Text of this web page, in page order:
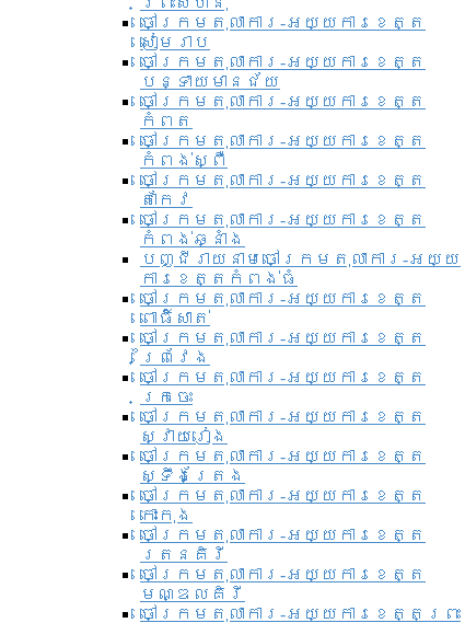
ចៅក្រមតុលាការ-អយ្យការខេត្ត
សៀមរាប
ចៅក្រមតុលាការ-អយ្យការខេត្ត
បន្ទាយមានជ័យ
ចៅក្រមតុលាការ-អយ្យការខេត្ត
កំពត
ចៅក្រមតុលាការ-អយ្យការខេត្ត
កំពង់ស្ពឺ
ចៅក្រមតុលាការ-អយ្យការខេត្ត
តាកែវ
ចៅក្រមតុលាការ-អយ្យការខេត្ត
កំពង់ឆ្នាំង
បញ្ជីរាយនាមចៅក្រមតុលាការ-អយ្យ
ការខេត្តកំពង់ធំ
ចៅក្រមតុលាការ-អយ្យការខេត្ត
ពោធិ៍សាត់
ចៅក្រមតុលាការ-អយ្យការខេត្ត
ព្រៃវែង
ចៅក្រមតុលាការ-អយ្យការខេត្ត
ក្រចេះ
ចៅក្រមតុលាការ-អយ្យការខេត្ត
ស្វាយរៀង
ចៅក្រមតុលាការ-អយ្យការខេត្ត
ស្ទឹងត្រែង
ចៅក្រមតុលាការ-អយ្យការខេត្ត
កោះកុង
ចៅក្រមតុលាការ-អយ្យការខេត្ត
រតនគិរី
ចៅក្រមតុលាការ-អយ្យការខេត្ត
មណ្ឌលគិរី
ចៅក្រមតុលាការ-អយ្យការខេត្តព្រះ